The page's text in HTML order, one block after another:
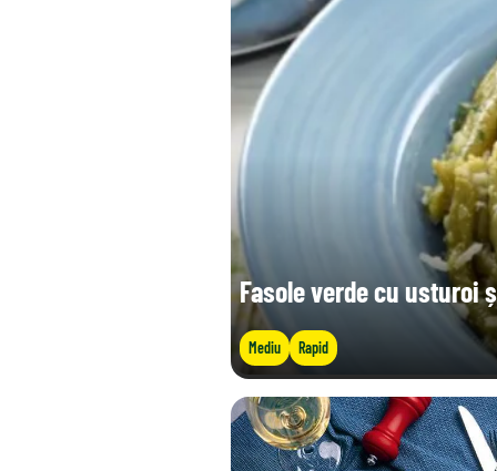
Fasole verde cu usturoi
Mediu Rapid